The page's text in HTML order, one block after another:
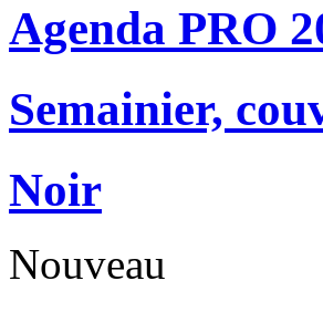
Agenda PRO
Semainier,
Noir
Nouveau